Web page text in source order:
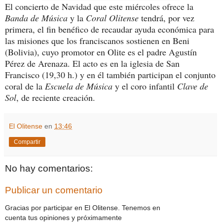
El concierto de Navidad que este miércoles ofrece la
Banda de Música y la Coral Olitense tendrá, por vez
primera, el fin benéfico de recaudar ayuda económica para
las misiones que los franciscanos sostienen en Beni
(Bolivia), cuyo promotor en Olite es el padre Agustín
Pérez de Arenaza. El acto es en la iglesia de San
Francisco (19,30 h.) y en él también participan el conjunto
coral de la Escuela de Música y el coro infantil Clave de
Sol, de reciente creación.
El Olitense en 13:46
Compartir
No hay comentarios:
Publicar un comentario
Gracias por participar en El Olitense. Tenemos en
cuenta tus opiniones y próximamente